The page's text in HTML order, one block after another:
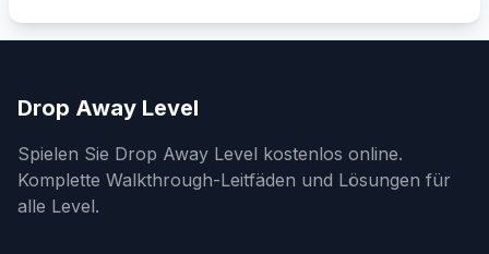
Drop Away Level
Spielen Sie Drop Away Level kostenlos online.
Komplette Walkthrough-Leitfäden und Lösungen für
alle Level.